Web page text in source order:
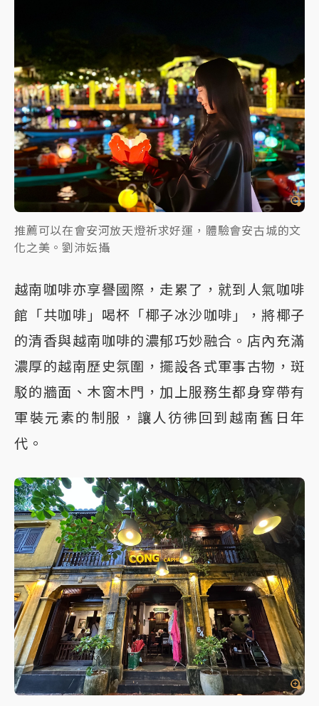
推薦可以在會安河放天燈祈求好運，體驗會安古城的文
化之美。劉沛妘攝
越南咖啡亦享譽國際，走累了，就到人氣咖啡
館「共咖啡」喝杯「椰子冰沙咖啡」，將椰子
的清香與越南咖啡的濃郁巧妙融合。店內充滿
濃厚的越南歷史氛圍，擺設各式軍事古物，斑
駁的牆面、木窗木門，加上服務生都身穿帶有
軍裝元素的制服，讓人彷彿回到越南舊日年
代。